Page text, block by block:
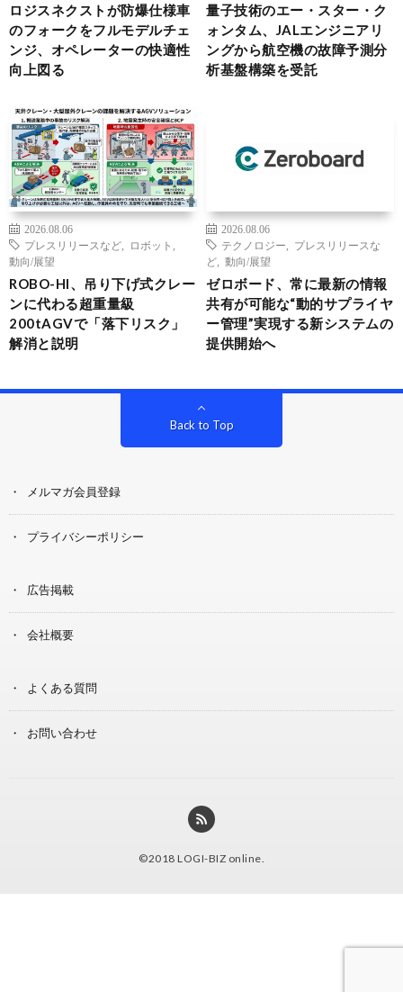
ロジスネクストが防爆仕様車
のフォークをフルモデルチェ
ンジ、オペレーターの快適性
向上図る
量子技術のエー・スター・ク
ォンタム、JALエンジニアリ
ングから航空機の故障予測分
析基盤構築を受託
2026.08.06
プレスリリースなど
ロボット
動向/展望
ROBO-HI、吊り下げ式クレー
ンに代わる超重量級
200tAGVで「落下リスク」
解消と説明
2026.08.06
テクノロジー
プレスリリースな
ど
動向/展望
ゼロボード、常に最新の情報
共有が可能な“動的サプライヤ
ー管理”実現する新システムの
提供開始へ
Back to Top
メルマガ会員登録
プライバシーポリシー
広告掲載
会社概要
よくある質問
お問い合わせ
©2018 LOGI-BIZ online.